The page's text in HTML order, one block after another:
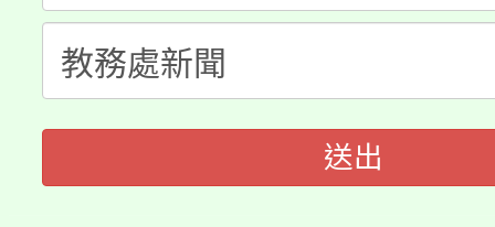
會
115年食農教育專業人
程
送出